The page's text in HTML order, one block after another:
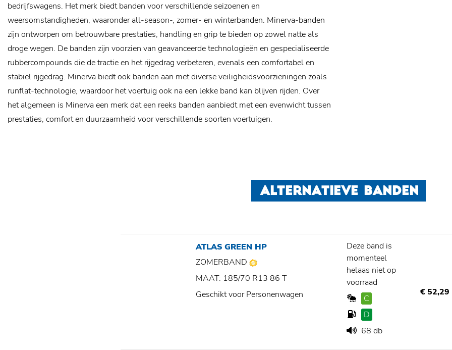
bedrijfswagens. Het merk biedt banden voor verschillende seizoenen en
weersomstandigheden, waaronder all-season-, zomer- en winterbanden. Minerva-banden
zijn ontworpen om betrouwbare prestaties, handling en grip te bieden op zowel natte als
droge wegen. De banden zijn voorzien van geavanceerde technologieën en gespecialiseerde
rubbercompounds die de tractie en het rijgedrag verbeteren, evenals een comfortabel en
stabiel rijgedrag. Minerva biedt ook banden aan met diverse veiligheidsvoorzieningen zoals
runflat-technologie, waardoor het voertuig ook na een lekke band kan blijven rijden. Over
het algemeen is Minerva een merk dat een reeks banden aanbiedt met een evenwicht tussen
prestaties, comfort en duurzaamheid voor verschillende soorten voertuigen.
ALTERNATIEVE BANDEN
ATLAS GREEN HP
ZOMERBAND
MAAT: 185/70 R13 86 T
Geschikt voor Personenwagen
Deze band is
momenteel
helaas niet op
voorraad
C
D
68 db
€ 52,29